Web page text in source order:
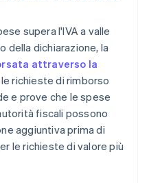
supera l'IVA a valle
della dichiarazione, la
attraverso la
richieste di rimborso
e prove che le spese
fiscali possono
aggiuntiva prima di
le richieste di valore più